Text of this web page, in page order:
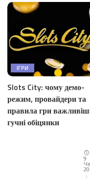
ІГРИ
Slots City: чому демо-
режим, провайдери та
правила гри
гучні обіцянки
9